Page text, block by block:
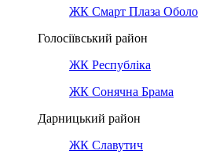
ЖК Смарт Плаза
Голосіївський район
ЖК Республіка
ЖК Сонячна Брама
Дарницький район
ЖК Славутич